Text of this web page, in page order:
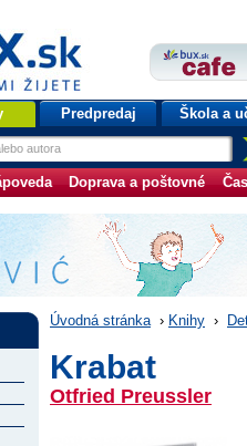
Predpredaj Škola a
Doprava a poštovné
Úvodná stránka › Knihy ›
Krabat
Otfried Preussler